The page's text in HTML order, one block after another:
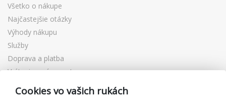
Všetko o nákupe
Najčastejšie otázky
Výhody nákupu
Služby
Doprava a platba
Vrátenie a výmena tovaru
Darčekové poukážky
Cookies vo vašich rukách